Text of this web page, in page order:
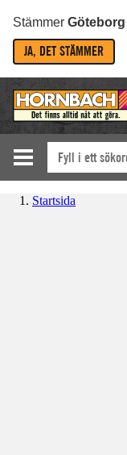
Stämmer Göteborg
JA, DET STÄMMER
Startsida